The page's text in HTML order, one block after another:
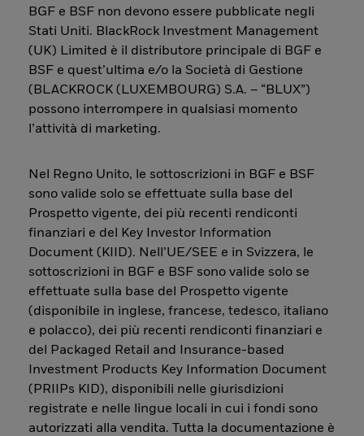
BGF e BSF non devono essere pubblicate negli
Stati Uniti. BlackRock Investment Management
(UK) Limited è il distributore principale di BGF e
BSF e quest’ultima e/o la Società di Gestione
(BLACKROCK (LUXEMBOURG) S.A. – “BLUX”)
possono interrompere in qualsiasi momento
l’attività di marketing.
Nel Regno Unito, le sottoscrizioni in BGF e BSF
sono valide solo se effettuate sulla base del
Prospetto vigente, dei più recenti rendiconti
finanziari e del Key Investor Information
Document (KIID). Nell’UE/SEE e in Svizzera, le
sottoscrizioni in BGF e BSF sono valide solo se
effettuate sulla base del Prospetto vigente
(disponibile in inglese, francese, tedesco, italiano
e polacco), dei più recenti rendiconti finanziari e
del Packaged Retail and Insurance-based
Investment Products Key Information Document
(PRIIPs KID), disponibili nelle giurisdizioni
registrate e nelle lingue locali in cui i fondi sono
autorizzati alla vendita. Tutta la documentazione è